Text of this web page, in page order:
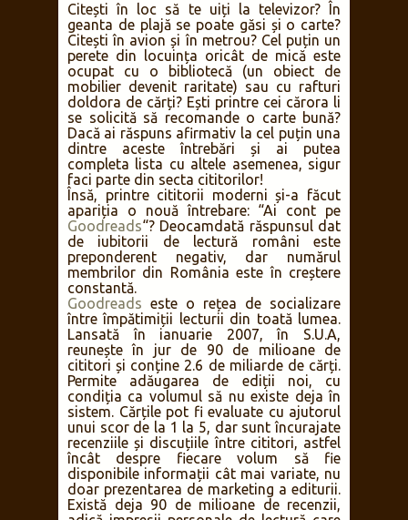
Citești în loc să te uiți la televizor? În
geanta de plajă se poate găsi și o carte?
Citești în avion și în metrou? Cel puțin un
perete din locuința oricât de mică este
ocupat cu o bibliotecă (un obiect de
mobilier devenit raritate) sau cu rafturi
doldora de cărți? Ești printre cei cărora li
se solicită să recomande o carte bună?
Dacă ai răspuns afirmativ la cel puțin una
dintre aceste întrebări și ai putea
completa lista cu altele asemenea, sigur
faci parte din secta cititorilor!
Însă, printre cititorii moderni și-a făcut
apariția o nouă întrebare: “Ai cont pe
Goodreads“? Deocamdată răspunsul dat
de iubitorii de lectură români este
preponderent negativ, dar numărul
membrilor din România este în creștere
constantă.
Goodreads este o rețea de socializare
între împătimiții lecturii din toată lumea.
Lansată în ianuarie 2007, în S.U.A,
reunește în jur de 90 de milioane de
cititori și conține 2.6 de miliarde de cărți.
Permite adăugarea de ediții noi, cu
condiția ca volumul să nu existe deja în
sistem. Cărțile pot fi evaluate cu ajutorul
unui scor de la 1 la 5, dar sunt încurajate
recenziile și discuțiile între cititori, astfel
încât despre fiecare volum să fie
disponibile informații cât mai variate, nu
doar prezentarea de marketing a editurii.
Există deja 90 de milioane de recenzii,